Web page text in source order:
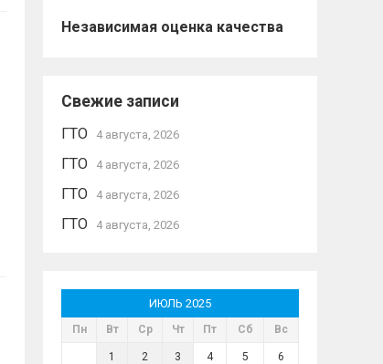
Независимая оценка качества
Свежие записи
ГТО 4 августа, 2026
ГТО 4 августа, 2026
ГТО 4 августа, 2026
ГТО 4 августа, 2026
ИЮЛЬ 2025
Пн Вт Ср Чт Пт Сб Вс
1 2 3 4 5 6